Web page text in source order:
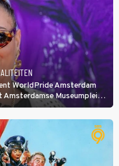
WorldPride Amsterdam
Museumplein.
In de jaren 90
van 2Unlimited.